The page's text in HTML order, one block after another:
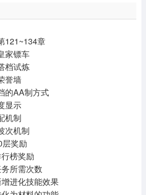
121~134章
家镖车
档试炼
誉墙
的AA制方式
显示
机制
次机制
奖励
榜奖励
所需次数
进化技能效果